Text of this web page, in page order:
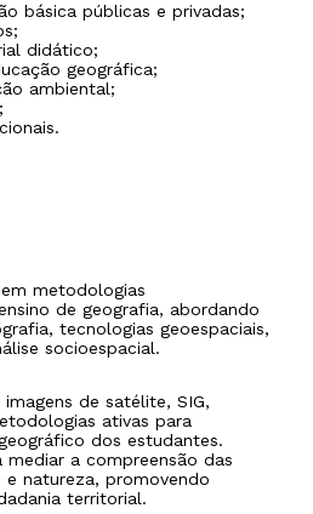
básica públicas e privadas;
didático;
geográfica;
ambiental;
metodologias
de geografia, abordando
tecnologias geoespaciais,
socioespacial.
de satélite, SIG,
ativas para
dos estudantes.
mediar a compreensão das
natureza, promovendo
territorial.